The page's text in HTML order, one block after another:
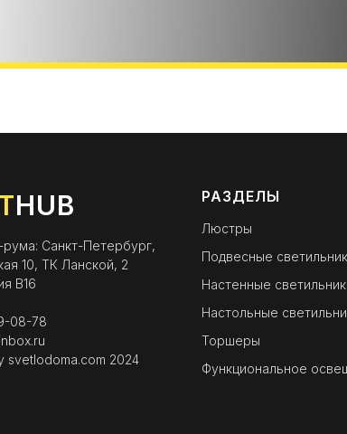
HUB
Санкт-Петербург,
10, ТК Ланской, 2
B16
08-78
svetlodoma.com 2024
РАЗДЕЛЫ
Люстры
Подвесные
Настенные
Настольные
Торшеры
Функциональное